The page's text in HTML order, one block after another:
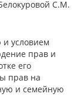
С.М.
условием
прав и
его
прав на
и семейную